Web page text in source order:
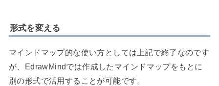
形式を変える
マインドマップ的な使い方としては上記で終了なのです
が、EdrawMindでは作成したマインドマップをもとに
別の形式で活用することが可能です。